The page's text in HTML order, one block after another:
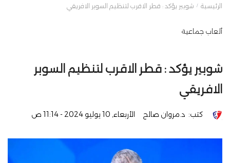
الرئيسية شوبير يؤكد : قطر الاقرب لتنظيم السوبر الافريقي
ألعاب جماعية
شوبير يؤكد : قطر الاقرب لتنظيم السوبر
الافريقي
كتب: د.مروان صالح الأربعاء, 10 يوليو 2024 - 11:14 ص